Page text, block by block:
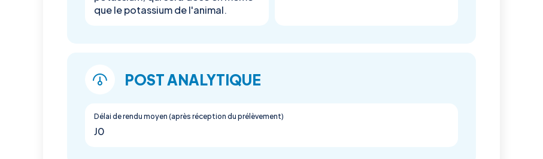
que le potassium de l'animal.
POST ANALYTIQUE
Délai de rendu moyen (après réception du prélèvement)
J0